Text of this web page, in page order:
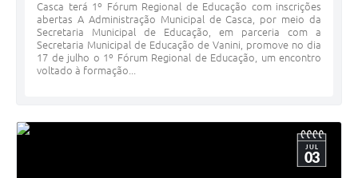
Casca terá 1º Fórum Regional de Educação com inscrições
abertas A Administração Municipal de Casca, por meio da
Secretaria Municipal de Educação, em parceria com a
Secretaria Municipal de Educação de Vanini, promove no dia
17 de julho o 1º Fórum Regional de Educação, um encontro
voltado à formação...
JUL
03